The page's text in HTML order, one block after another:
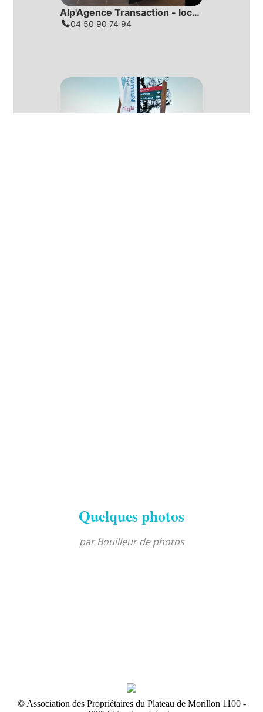
Quelques photos
par Bouilleur de photos
© Association des Propriétaires du Plateau de Morillon 1100 -